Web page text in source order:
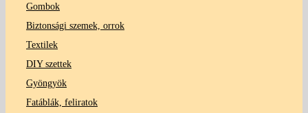
Gombok
Biztonsági szemek, orrok
Textilek
DIY szettek
Gyöngyök
Fatáblák, feliratok